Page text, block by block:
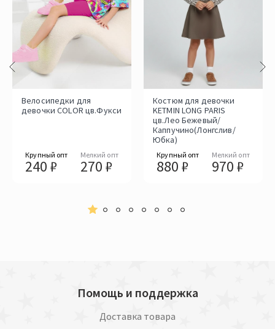
Велосипедки для
девочки COLOR цв.Фукси
Крупный опт
240 ₽
Мелкий опт
270 ₽
Костюм для девочки
KETMIN LONG PARIS
цв.Лео Бежевый/
Каппучино(Лонгслив/
Юбка)
Крупный опт
880 ₽
Мелкий опт
970 ₽
Помощь и поддержка
Доставка товара